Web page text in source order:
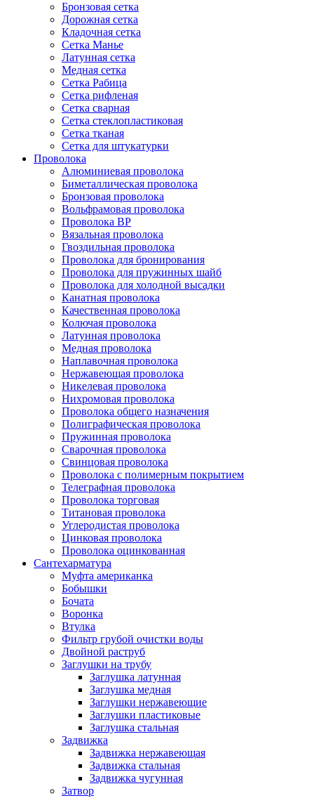
Бронзовая сетка
Дорожная сетка
Кладочная сетка
Сетка Манье
Латунная сетка
Медная сетка
Сетка Рабица
Сетка рифленая
Сетка сварная
Сетка стеклопластиковая
Сетка тканая
Сетка для штукатурки
Проволока
Алюминиевая проволока
Биметаллическая проволока
Бронзовая проволока
Вольфрамовая проволока
Проволока ВР
Вязальная проволока
Гвоздильная проволока
Проволока для бронирования
Проволока для пружинных шайб
Проволока для холодной высадки
Канатная проволока
Качественная проволока
Колючая проволока
Латунная проволока
Медная проволока
Наплавочная проволока
Нержавеющая проволока
Никелевая проволока
Нихромовая проволока
Проволока общего назначения
Полиграфическая проволока
Пружинная проволока
Сварочная проволока
Свинцовая проволока
Проволока с полимерным покрытием
Телеграфная проволока
Проволока торговая
Титановая проволока
Углеродистая проволока
Цинковая проволока
Проволока оцинкованная
Сантехарматура
Муфта американка
Бобышки
Бочата
Воронка
Втулка
Фильтр грубой очистки воды
Двойной раструб
Заглушки на трубу
Заглушка латунная
Заглушка медная
Заглушки нержавеющие
Заглушки пластиковые
Заглушка стальная
Задвижка
Задвижка нержавеющая
Задвижка стальная
Задвижка чугунная
Затвор